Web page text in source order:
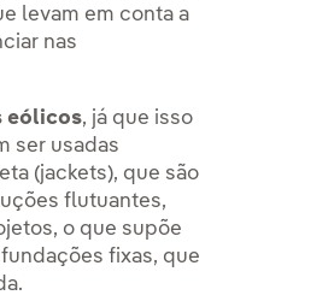
levam em conta a
nas
eólicos, já que isso
ser usadas
(jackets), que são
flutuantes,
o que supõe
fixas, que